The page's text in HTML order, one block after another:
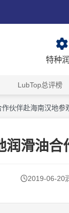
特种
LubTop总评榜
伙伴赴海南汉地参
润滑油合
2019-06-20